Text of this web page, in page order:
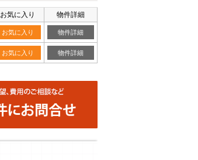
お気に入り 物件詳細
お気に入り 物件詳細
お気に入り 物件詳細